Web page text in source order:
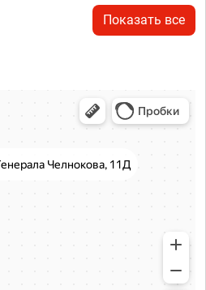
Показать все